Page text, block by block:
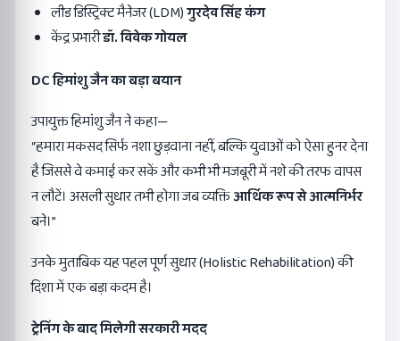
लीड डिस्ट्रिक्ट मैनेजर (LDM)गुरदेव सिंह कंग
केंद्र प्रभारीडॉ. विवेक गोयल
DCहिमांशु जैन का बड़ा बयान
उपायुक्त हिमांशु जैन ने कहा—
“हमारा मकसद सिर्फ नशा छुड़वाना नहीं, बल्कि युवाओं को ऐसा हुनर देना
है जिससे वे कमाई कर सकें और कभी भी मजबूरी में नशे की तरफ वापस
न लौटें। असली सुधार तभी होगा जब व्यक्तिआर्थिक रूप से आत्मनिर्भर
बने।”
उनके मुताबिक यह पहल पूर्ण सुधार (Holistic Rehabilitation) की
दिशा में एक बड़ा कदम है।
ट्रेनिंग के बाद मिलेगी सरकारी मदद